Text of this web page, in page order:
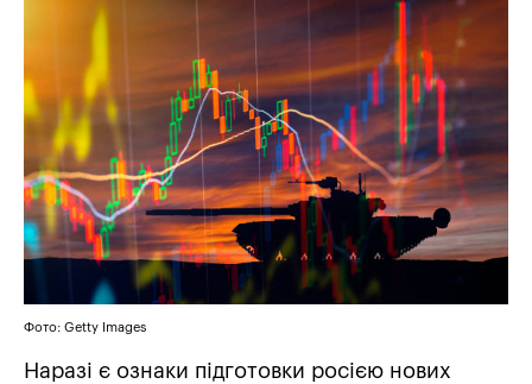
Фото: Getty Images
Наразі є ознаки підготовки росією нових